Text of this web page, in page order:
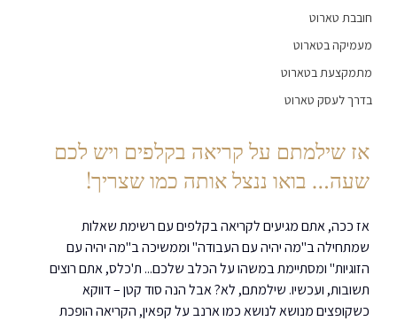
חובבת טארוט
מעמיקה בטארוט
מתמקצעת בטארוט
בדרך לעסק טארוט
אז שילמתם על קריאה בקלפים ויש לכם
שעה… בואו ננצל אותה כמו שצריך!
אז ככה, אתם מגיעים לקריאה בקלפים עם רשימת שאלות
שמתחילה ב"מה יהיה עם העבודה" וממשיכה ב"מה יהיה עם
הזוגיות" ומסתיימת במשהו על הכלב שלכם... ת'כלס, אתם רוצים
תשובות, ועכשיו. שילמתם, לא? אבל הנה סוד קטן – דווקא
כשקופצים מנושא לנושא כמו ארנב על קפאין, הקריאה הופכת